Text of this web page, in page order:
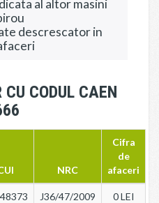
al altor masini
descrescator in
CODUL CAEN
NRC
Cifra
de
afaceri
J36/47/2009 0 LEI